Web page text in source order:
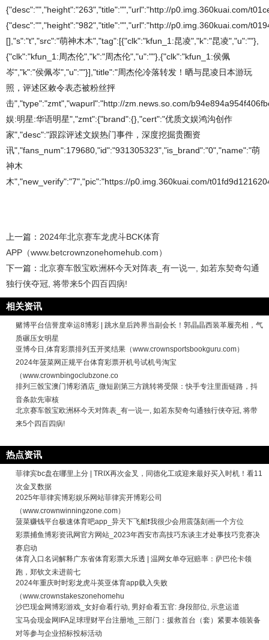
{"desc":"","height":"263","title":"","url":"http://p0.img.360kuai.com/
{"desc":"","height":"982","title":"","url":"http://p0.img.360kuai.com/
[],"s":"t","src":"萌神木木","tag":[{"clk":"kfun_1:昆凌","k":"昆凌","u":""},
{"clk":"kfun_1:周杰伦","k":"周杰伦","u":""},{"clk":"kfun_1:侯佩
岑","k":"侯佩岑","u":""}],"title":"周杰伦冷落转发！晒与昆凌日本游玩
照，评述区敕令表态被粉丝抨
击","type":"zmt","wapurl":"http://zm.news.so.com/
娱:明星:华语明星","zmt":{"brand":{},"cert":"优质文娱鸿沟创作
家","desc":"跟踪评述文娱热门事件，深度挖掘贵圈资
讯","fans_num":179680,"id":"931305323","is_brand":"0","name":"萌
神木
木","new_verify":"7","pic":"https://p0.img.360kuai.com/
上一篇： 2024年北京赛车龙虎斗BCK体育
APP（www.betcrownzonehomehub.com）
下一篇： 北京赛车骰宝欧洲杯今天对阵表_有一说一, 如若东契奇勾通
独行侠夺冠, 将带来5个四百四病!
相关资讯
赌博平台信誉度幸运8博彩 | 跳水皇后跨界当副会长！郭晶晶西装革履亮相，气
质碾压女明星
亚博今日,体育彩票排列五开奖结果（www.crownsportsbookguru.com）
2024年菠菜网正规平台体育彩票开机号试机号淘宝
（www.crownbingoclubzone.co
排列三骰宝澳门博彩酒店_微短剧第三方跳转将受限：快手专注里面链路，抖
音条款先审核
北京赛车骰宝欧洲杯今天对阵表_有一说一, 如若东契奇勾通独行侠夺冠, 将带
来5个四百四病!
热点资讯
菲律宾bc盘在哪里上分 | TRIX再次金叉，同德化工或迎来最好买入时机！看11
次金叉数据
2025年菲律宾博彩娱乐网站菲律宾开博彩公司
（www.crownwinningzone.com）
菠菜赚钱平台极速体育吧app_异天下飞船❗️我很少会用震荡刻画一个方位
彩票捕鱼博彩资讯网官方网站_2023年西安市高技巧东谈主才处事技巧竞赛决
赛启动
体育入口名词解释广东省体育彩票大乐透 | 温网女单夺冠赔率：萨巴伦卡领
跑，郑钦文未进前七
2024年重庆时时彩龙虎斗英亚体育app载入失败
（www.crownstakeszonehomehu
沙巴现金网博彩游戏_女好命看行动, 男好命看五官: 身段部位, 示意运道
宝马会现金网IFA足球理财平台注册地_三部门：援救首台（套）紧要本领装备
对等参与企业招标投标活动